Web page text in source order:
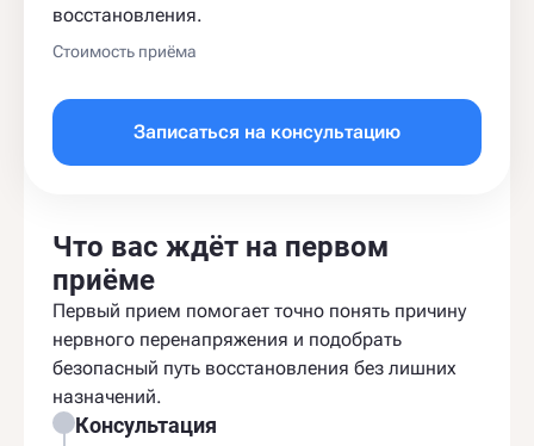
восстановления.
Стоимость приёма
Записаться на консультацию
Что вас ждёт на первом
приёме
Первый прием помогает точно понять причину
нервного перенапряжения и подобрать
безопасный путь восстановления без лишних
назначений.
Консультация